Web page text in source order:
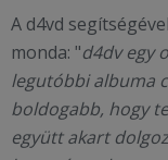
A d4vd
monda: "d4dv egy
legutóbbi albuma
boldogabb, hogy
együtt akart